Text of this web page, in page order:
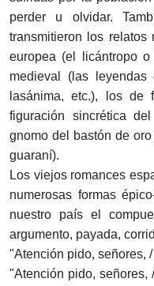
perder u olvidar.
transmitieron los
europea (el licántropo
medieval (las
lasánima, etc.), los de
figuración sincrética
gnomo del bastón de
guaraní).
Los viejos romances
numerosas formas
nuestro país el
argumento, payada,
"Atención pido, señores,
"Atención pido, señores,